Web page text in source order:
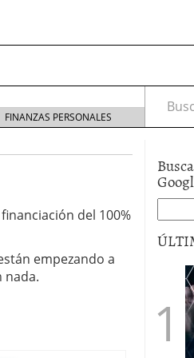
privado
FINANZAS PERSONALES
del 100%
empezando a
nada.